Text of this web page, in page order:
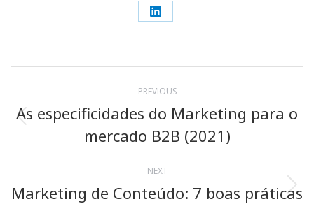
Share
LinkedIn
navigation
PREVIOUS
Previous
post:
As especificidades do Marketing para o
mercado B2B (2021)
NEXT
Next
Marketing de Conteúdo: 7 boas práticas